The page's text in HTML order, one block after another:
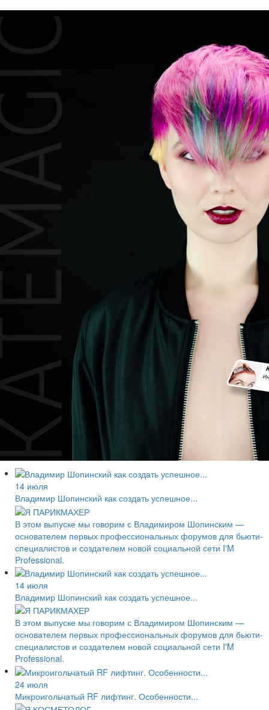
14 июля
Владимир Шопинский как создать успешное...
В этом выпуске мы говорим с Владимиром Шопинским —
основателем первых профессиональных форумов для бьюти-
специалистов и создателем новой социальной сети I'M
Professional.
14 июля
Владимир Шопинский как создать успешное...
В этом выпуске мы говорим с Владимиром Шопинским —
основателем первых профессиональных форумов для бьюти-
специалистов и создателем новой социальной сети I'M
Professional.
24 июля
Микроигольчатый RF лифтинг. Особенности...